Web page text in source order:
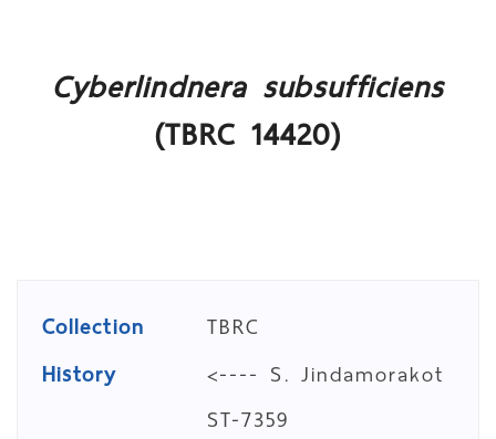
Cyberlindnera subsufficiens
(TBRC 14420)
Collection
TBRC
History
<---- S. Jindamorakot
ST-7359